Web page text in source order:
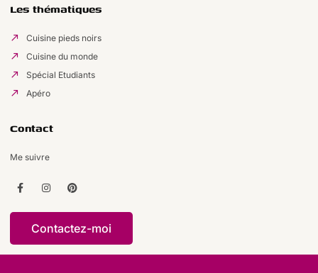
Les thématiques
Cuisine pieds noirs
Cuisine du monde
Spécial Etudiants
Apéro
Contact
Me suivre
Contactez-moi